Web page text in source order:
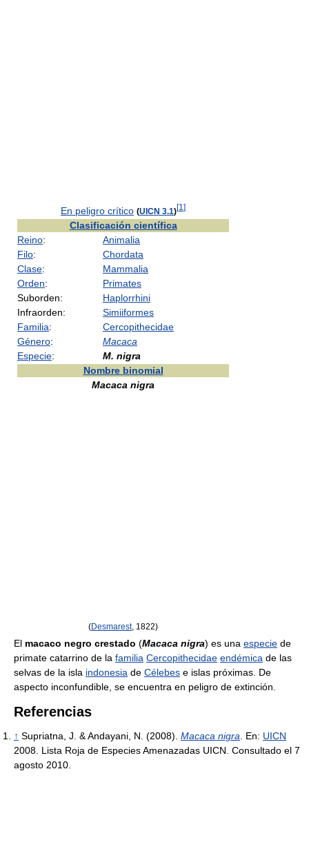
En peligro crítico (UICN 3.1)[1 ]
Clasificación científica
Reino:
Animalia
Filo:
Chordata
Clase:
Mammalia
Orden:
Primates
Suborden:
Haplorrhini
Infraorden:
Simiiformes
Familia:
Cercopithecidae
Género:
Macaca
Especie:
M. nigra
Nombre binomial
Macaca nigra
(Desmarest, 1822)
El macaco negro crestado (Macaca nigra) es una especie de
primate catarrino de la familia Cercopithecidae endémica de las
selvas de la isla indonesia de Célebes e islas próximas. De
aspecto inconfundible, se encuentra en peligro de extinción.
Referencias
↑ Supriatna, J. & Andayani, N. (2008). Macaca nigra . En: UICN
2008. Lista Roja de Especies Amenazadas UICN. Consultado el 7
agosto 2010.